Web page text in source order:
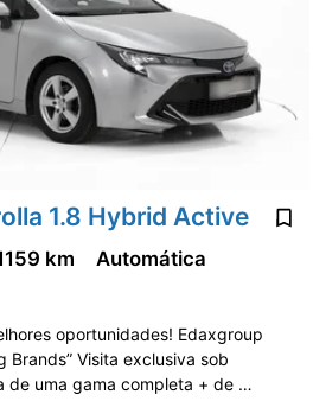
1.8 Hybrid Active
km
Automática
oportunidades! Edaxgroup
Brands” Visita exclusiva sob
de uma gama completa + de …